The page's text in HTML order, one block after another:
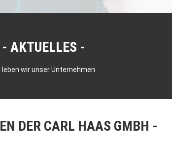
AKTUELLES
leben wir unser Unternehmen
DER CARL HAAS GMBH